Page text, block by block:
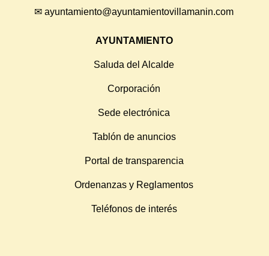
✉ ayuntamiento@ayuntamientovillamanin.com
AYUNTAMIENTO
Saluda del Alcalde
Corporación
Sede electrónica
Tablón de anuncios
Portal de transparencia
Ordenanzas y Reglamentos
Teléfonos de interés